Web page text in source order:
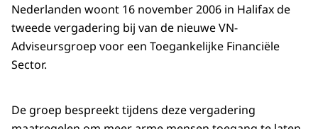
Nederlanden woont 16 november 2006 in Halifax de
tweede vergadering bij van de nieuwe VN-
Adviseursgroep voor een Toegankelijke Financiële
Sector.
De groep bespreekt tijdens deze vergadering